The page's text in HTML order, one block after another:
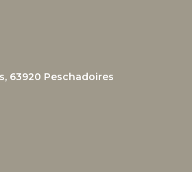
63920 Peschadoires